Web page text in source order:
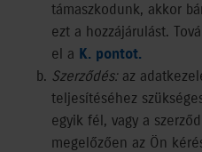
támaszkodunk, akkor
ezt a hozzájárulást.
el a K. pontot.
Szerződés:az
teljesítéséhez
egyik fél, vagy a
megelőzően az Ön